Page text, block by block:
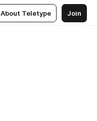
About Teletype Join